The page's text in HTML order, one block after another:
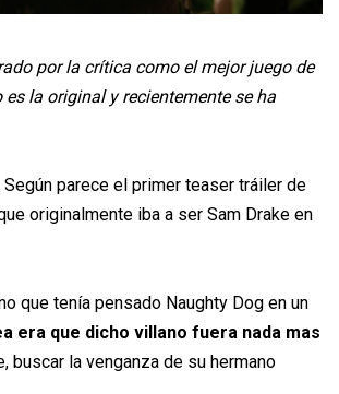
por la crítica como el mejor juego de
la original y recientemente se ha
Según parece el primer teaser tráiler de
originalmente iba a ser Sam Drake en
que tenía pensado Naughty Dog en un
era que dicho villano fuera nada mas
buscar la venganza de su hermano